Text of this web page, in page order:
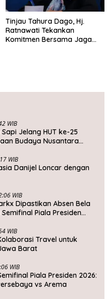
Tinjau Tahura Dago, Hj.
Ratnawati Tekankan
Komitmen Bersama Jaga
WIB
Jelang HUT ke-25
Budaya Nusantara
WIB
Danijel Loncar dengan
WIB
Dipastikan Absen Bela
Piala Presiden
WIB
Travel untuk
Barat
WIB
Piala Presiden 2026:
vs Arema